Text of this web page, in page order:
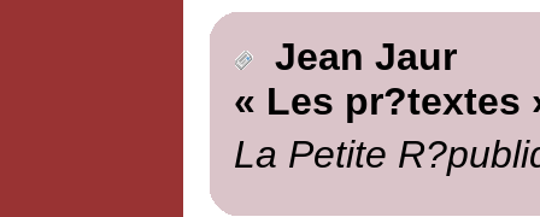
Jean Jaur
« Les pr?textes
La Petite